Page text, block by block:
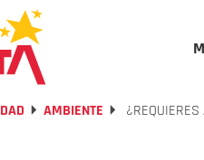
AMBIENTE